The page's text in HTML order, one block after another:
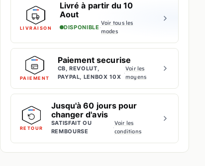
LIVRAISON
Livré à partir du 10
Aout
DISPONIBLE ·Voir tous les
modes
PAIEMENT
Paiement securise
CB, REVOLUT,
PAYPAL, LENBOX 10X ·Voir les
moyens
RETOUR
Jusqu'à 60 jours pour
changer d'avis
SATISFAIT OU
REMBOURSE
·Voir les
conditions